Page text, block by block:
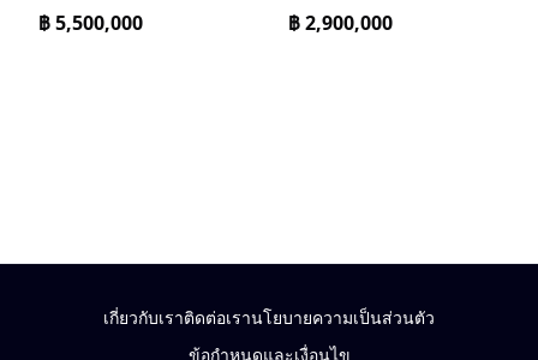
฿5,500,000
฿2,900,000
เกี่ยวกับเราติดต่อเรานโยบายความเป็นส่วนตัว
ข้อกำหนดและเงื่อนไข